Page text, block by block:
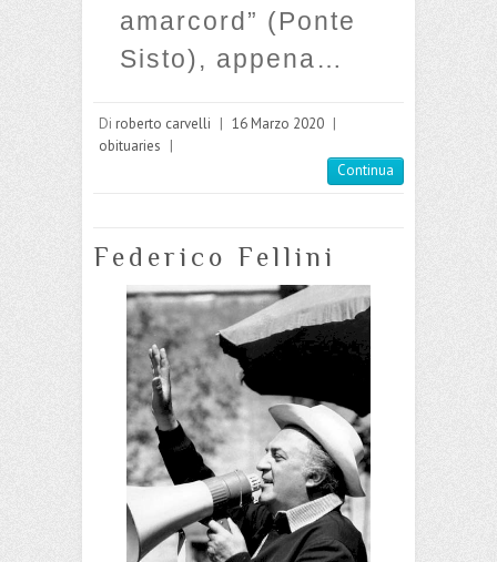
amarcord” (Ponte
Sisto), appena…
Di roberto carvelli | 16 Marzo 2020 |
obituaries |
Continua
Federico Fellini